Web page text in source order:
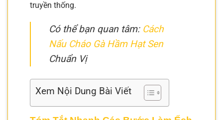
truyền thống.
Có thể bạn quan tâm: Cách
Nấu Cháo Gà Hầm Hạt Sen
Chuẩn Vị
Xem Nội Dung Bài Viết